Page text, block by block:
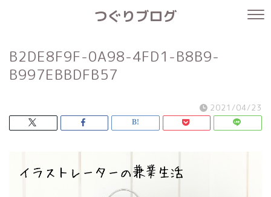
つぐりブログ
B2DE8F9F-0A98-4FD1-B8B9-
B997EBBDFB57
2021/04/23